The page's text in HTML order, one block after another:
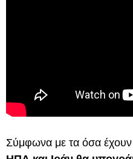
Σύμφωνα με τα όσα έχουν